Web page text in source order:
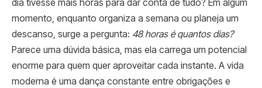
dia tivesse mais horas para dar conta de tudo? Em algum
momento, enquanto organiza a semana ou planeja um
descanso, surge a pergunta: 48 horas é quantos dias?
Parece uma dúvida básica, mas ela carrega um potencial
enorme para quem quer aproveitar cada instante. A vida
moderna é uma dança constante entre obrigações e